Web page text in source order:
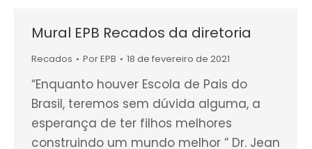
Mural EPB Recados da diretoria
Recados PorEPB 18 de fevereiro de 2021
“Enquanto houver Escola de Pais do
Brasil, teremos sem dúvida alguma, a
esperança de ter filhos melhores
construindo um mundo melhor ” Dr. Jean